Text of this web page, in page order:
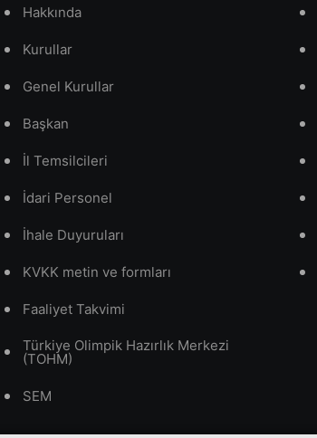
Hakkında
Kurullar
Genel Kurullar
Başkan
İl Temsilcileri
İdari Personel
İhale Duyuruları
KVKK metin ve formları
Faaliyet Takvimi
Türkiye Olimpik Hazırlık Merkezi
(TOHM)
SEM